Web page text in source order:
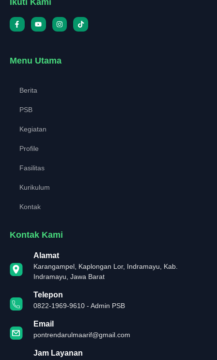
Menu Utama
Berita
PSB
Kegiatan
Profile
Fasilitas
Kurikulum
Kontak
Kontak Kami
Alamat
Karangampel, Kaplongan Lor, Indramayu, Kab.
Indramayu, Jawa Barat
Telepon
0822-1969-9610 - Admin PSB
Email
pontrendarulmaarif@gmail.com
Jam Layanan